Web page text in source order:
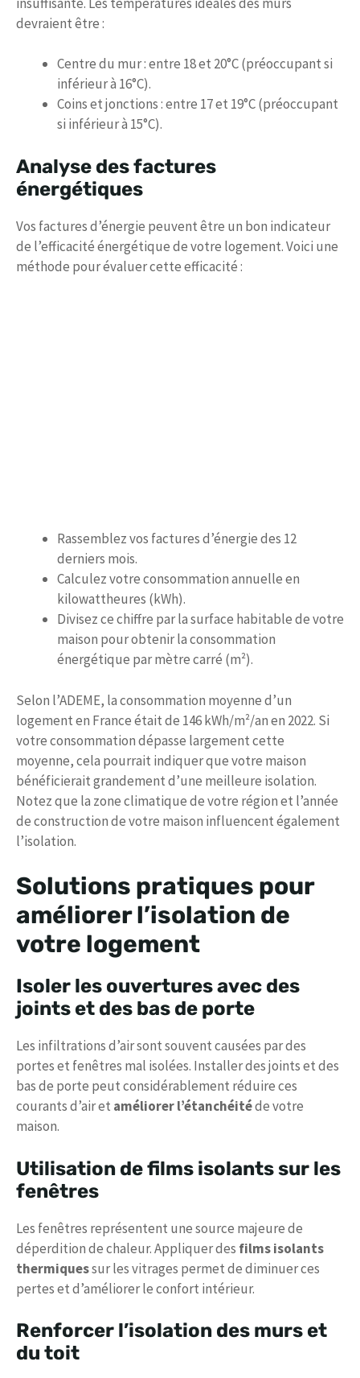
devraient être :
Centre du mur : entre 18 et 20°C (préoccupant si
inférieur à 16°C).
Coins et jonctions : entre 17 et 19°C (préoccupant
si inférieur à 15°C).
Analyse des factures
énergétiques
Vos factures d’énergie peuvent être un bon indicateur
de l’efficacité énergétique de votre logement. Voici une
méthode pour évaluer cette efficacité :
Rassemblez vos factures d’énergie des 12
derniers mois.
Calculez votre consommation annuelle en
kilowattheures (kWh).
Divisez ce chiffre par la surface habitable de votre
maison pour obtenir la consommation
énergétique par mètre carré (m²).
Selon l’ADEME, la consommation moyenne d’un
logement en France était de 146 kWh/m²/an en 2022. Si
votre consommation dépasse largement cette
moyenne, cela pourrait indiquer que votre maison
bénéficierait grandement d’une meilleure isolation.
Notez que la zone climatique de votre région et l’année
de construction de votre maison influencent également
l’isolation.
Solutions pratiques pour
améliorer l’isolation de
votre logement
Isoler les ouvertures avec des
joints et des bas de porte
Les infiltrations d’air sont souvent causées par des
portes et fenêtres mal isolées. Installer des joints et des
bas de porte peut considérablement réduire ces
courants d’air et améliorer l’étanchéitéde votre
maison.
Utilisation de films isolants sur les
fenêtres
Les fenêtres représentent une source majeure de
déperdition de chaleur. Appliquer des films isolants
thermiquessur les vitrages permet de diminuer ces
pertes et d’améliorer le confort intérieur.
Renforcer l’isolation des murs et
du toit